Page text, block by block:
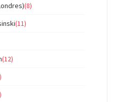
(8)
(11)
(12)